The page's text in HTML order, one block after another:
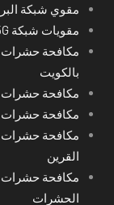
مقوي شبكة
مقويات شبكة 5G الكويت
مكافحة حشرات
بالكويت
مكافحة حشرات
مكافحة حشرات
مكافحة حشرات
القرين
مكافحة حشرات
الحشرات